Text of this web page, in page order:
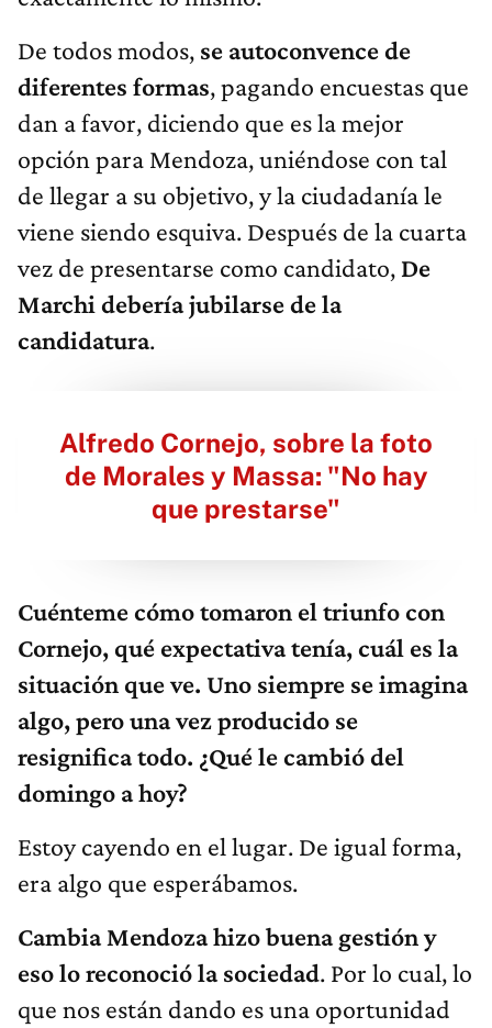
De todos modos, se autoconvence de
diferentes formas, pagando encuestas que
dan a favor, diciendo que es la mejor
opción para Mendoza, uniéndose con tal
de llegar a su objetivo, y la ciudadanía le
viene siendo esquiva. Después de la cuarta
vez de presentarse como candidato, De
Marchi debería jubilarse de la
candidatura.
Alfredo Cornejo, sobre la foto
de Morales y Massa: "No hay
que prestarse"
Cuénteme cómo tomaron el triunfo con
Cornejo, qué expectativa tenía, cuál es la
situación que ve. Uno siempre se imagina
algo, pero una vez producido se
resignifica todo. ¿Qué le cambió del
domingo a hoy?
Estoy cayendo en el lugar. De igual forma,
era algo que esperábamos.
Cambia Mendoza hizo buena gestión y
eso lo reconoció la sociedad. Por lo cual, lo
que nos están dando es una oportunidad